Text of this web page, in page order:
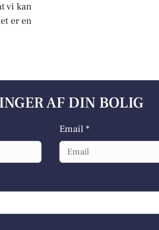
vi kan
er en
AF DIN BOLIG
Email *